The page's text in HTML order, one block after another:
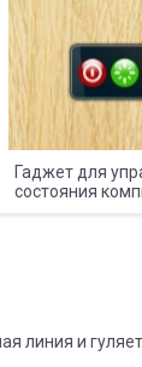
Гаджет для
состояния
линия и